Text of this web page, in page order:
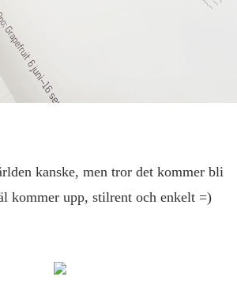
kanske, men tror det kommer bli
kommer upp, stilrent och enkelt =)